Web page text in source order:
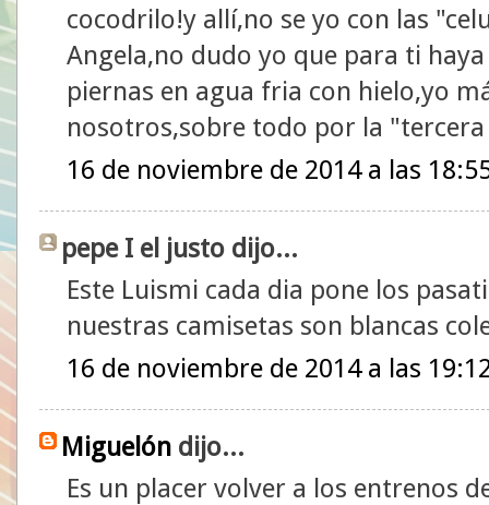
cocodrilo!y allí,no se yo con las
Angela,no dudo yo que para ti
piernas en agua fria con hielo,yo
nosotros,sobre todo por la "tercera
16 de noviembre de 2014 a las
pepe I el justo dijo...
Este Luismi cada dia pone los
nuestras camisetas son blancas
16 de noviembre de 2014 a las
Miguelón dijo...
Es un placer volver a los entrenos